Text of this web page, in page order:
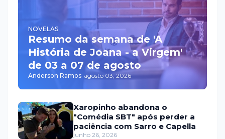
NOVELAS
Resumo da semana de 'A
História de Joana - a Virgem'
de 03 a 07 de agosto
Anderson Ramos-agosto 03, 2026
Xaropinho abandona o
"Comédia SBT" após perder a
paciência com Sarro e Capella
junho 26, 2026